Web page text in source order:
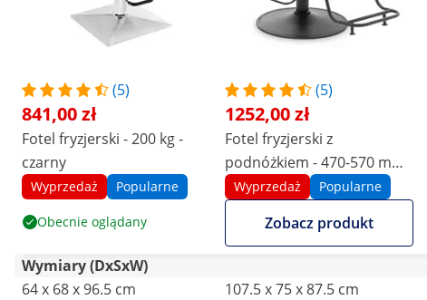
(5)
841,00 zł
Fotel fryzjerski - 200 kg -
czarny
Wyprzedaż Popularne
Obecnie oglądany
(5)
1252,00 zł
Fotel fryzjerski z
podnóżkiem - 470-570 mm -
200 kg - czarny
Wyprzedaż Popularne
Zobacz produkt
Wymiary (DxSxW)
64 x 68 x 96.5 cm
107.5 x 75 x 87.5 cm